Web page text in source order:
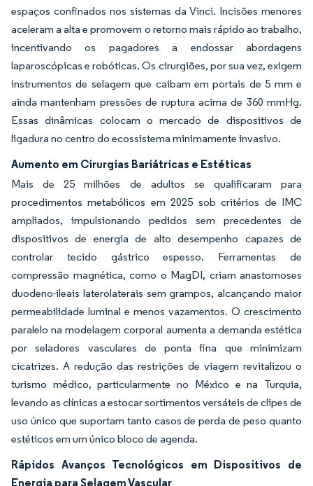
espaços confinados nos sistemas da Vinci. Incisões menores
aceleram a alta e promovem o retorno mais rápido ao trabalho,
incentivando os pagadores a endossar abordagens
laparoscópicas e robóticas. Os cirurgiões, por sua vez, exigem
instrumentos de selagem que caibam em portais de 5 mm e
ainda mantenham pressões de ruptura acima de 360 mmHg.
Essas dinâmicas colocam o mercado de dispositivos de
ligadura no centro do ecossistema minimamente invasivo.
Aumento em Cirurgias Bariátricas e Estéticas
Mais de 25 milhões de adultos se qualificaram para
procedimentos metabólicos em 2025 sob critérios de IMC
ampliados, impulsionando pedidos sem precedentes de
dispositivos de energia de alto desempenho capazes de
controlar tecido gástrico espesso. Ferramentas de
compressão magnética, como o MagDI, criam anastomoses
duodeno-ileais laterolaterais sem grampos, alcançando maior
permeabilidade luminal e menos vazamentos. O crescimento
paralelo na modelagem corporal aumenta a demanda estética
por seladores vasculares de ponta fina que minimizam
cicatrizes. A redução das restrições de viagem revitalizou o
turismo médico, particularmente no México e na Turquia,
levando as clínicas a estocar sortimentos versáteis de clipes de
uso único que suportam tanto casos de perda de peso quanto
estéticos em um único bloco de agenda.
Rápidos Avanços Tecnológicos em Dispositivos de
Energia para Selagem Vascular